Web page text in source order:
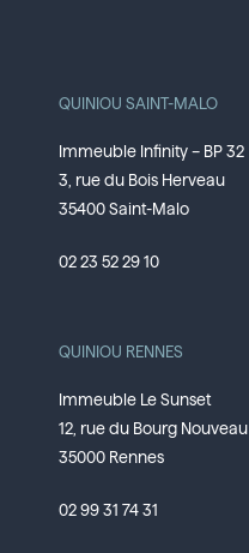
QUINIOU SAINT-MALO
Immeuble Infinity – BP 32
3, rue du Bois Herveau
35400 Saint-Malo
02 23 52 29 10
QUINIOU RENNES
Immeuble Le Sunset
12, rue du Bourg Nouveau
35000 Rennes
02 99 31 74 31